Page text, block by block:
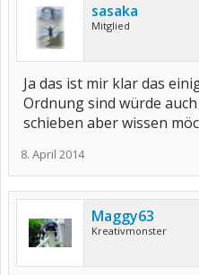
sasaka
Mitglied
Ja das ist mir klar das
Ordnung sind würde
schieben aber wissen
8. April 2014
Maggy63
Kreativmonster